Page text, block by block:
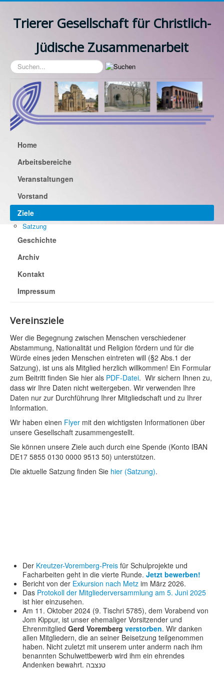
Trierer Gesellschaft für Christlich-
Jüdische Zusammenarbeit
Suchen...
Home
Arbeitsbereiche
Veranstaltungen
Vorstand
Ziele
Satzung
Geschichte
Archiv
Kontakt
Impressum
Vereinsziele
Wer die Begegnung zwischen Menschen ver­schiedener
Abstammung, Nationalität und Religion fördern und für die
Würde eines jeden Menschen eintreten will (§2 Abs.1 der
Satzung), ist uns als Mitglied herzlich willkommen! Ein Formular
zum Beitritt finden Sie hier als PDF-Datei. Wir sichern Ihnen zu,
dass wir Ihre Daten nicht weitergeben. Wir verwenden Ihre
Daten nur zur Durchführung Ihrer Mitgliedschaft und zu Ihrer
Information.
Wir haben einen Flyer mit den wichtigsten Informationen über
unsere Gesellschaft zusammengestellt.
Sie können unsere Ziele auch durch eine Spende (Konto IBAN
DE17 5855 0130 0000 9513 50) unterstützen.
Die aktuelle Satzung finden Sie hier (Satzung).
Der Kreutzer-Voremberg-Preis für Schulprojekte und
Facharbeiten geht in die vierte Runde. Jetzt bewerben!
Bericht von der Exkursion nach Metz im März 2026.
Das Protokoll der Mitgliederversammlung am 5. Juni 2025
ist hier einzusehen.
Am 11. Oktober 2024 (9. Tischri 5785), dem Vorabend von
Jom Kippur, ist unser ehemaliger Vorsitzender und
Ehrenmitglied Gerd Voremberg verstorben. Wir danken
allen Mitgliedern, die an seiner Beisetzung teilgenommen
haben. Nicht zuletzt mit unserem unter anderm nach ihm
benannten Schulwettbewerb wird ihm ein ehrendes
Andenken bewahrt. טנצבה